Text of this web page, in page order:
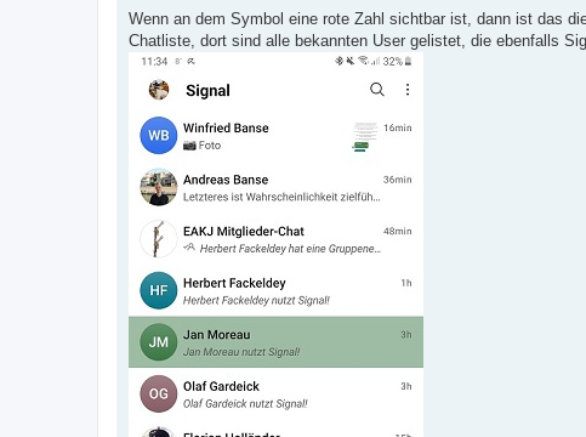
Wenn an dem Symbol eine rote Zahl sichtbar ist, dann ist das
Chatliste, dort sind alle bekannten User gelistet, die ebenfalls